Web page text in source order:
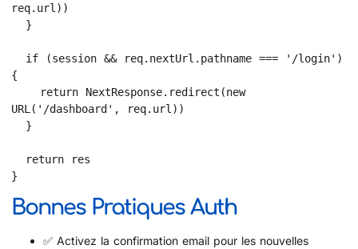
req.url))
{
URL('/dashboard', req.url))
}
Bonnes Pratiques Auth
✅ Activez la confirmation email pour les nouvelles